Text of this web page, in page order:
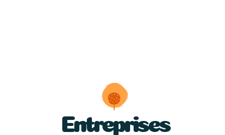
Entreprises